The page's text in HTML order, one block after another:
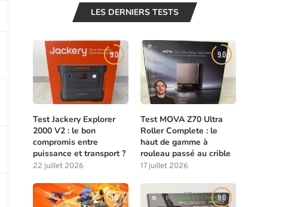
LES DERNIERS TESTS
9.0
Test Jackery Explorer
2000 V2 : le bon
compromis entre
puissance et transport ?
22 juillet 2026
9.0
Test MOVA Z70 Ultra
Roller Complete : le
haut de gamme à
rouleau passé au crible
17 juillet 2026
8.0 9.0